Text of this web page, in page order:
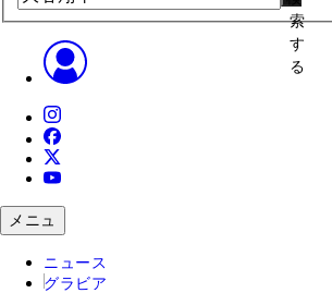
索
す
る
メニュ
ニュース
グラビア